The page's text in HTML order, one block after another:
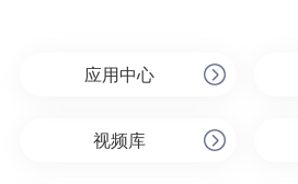
应用中心
视频库